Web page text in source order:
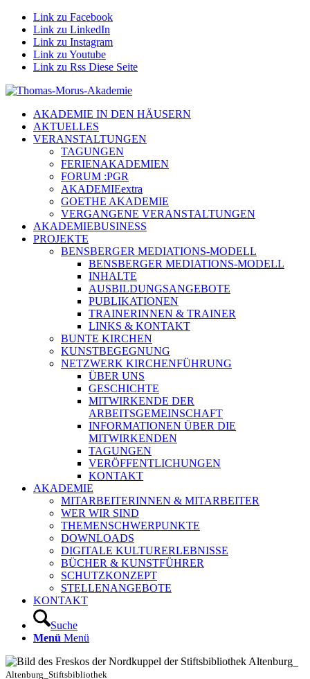
Link zu Facebook
Link zu LinkedIn
Link zu Instagram
Link zu Youtube
Link zu Rss Diese Seite
AKADEMIE IN DEN HÄUSERN
AKTUELLES
VERANSTALTUNGEN
TAGUNGEN
FERIENAKADEMIEN
FORUM :PGR
AKADEMIEextra
GOETHE AKADEMIE
VERGANGENE VERANSTALTUNGEN
AKADEMIEBUSINESS
PROJEKTE
BENSBERGER MEDIATIONS-MODELL
BENSBERGER MEDIATIONS-MODELL
INHALTE
AUSBILDUNGSANGEBOTE
PUBLIKATIONEN
TRAINERINNEN & TRAINER
LINKS & KONTAKT
BUNTE KIRCHEN
KUNSTBEGEGNUNG
NETZWERK KIRCHENFÜHRUNG
ÜBER UNS
GESCHICHTE
MITWIRKENDE DER
ARBEITSGEMEINSCHAFT
INFORMATIONEN ÜBER DIE
MITWIRKENDEN
TAGUNGEN
VERÖFFENTLICHUNGEN
KONTAKT
AKADEMIE
MITARBEITERINNEN & MITARBEITER
WER WIR SIND
THEMENSCHWERPUNKTE
DOWNLOADS
DIGITALE KULTURERLEBNISSE
BÜCHER & KUNSTFÜHRER
SCHUTZKONZEPT
STELLENANGEBOTE
KONTAKT
Suche
Menü Menü
Altenburg_Stiftsbibliothek